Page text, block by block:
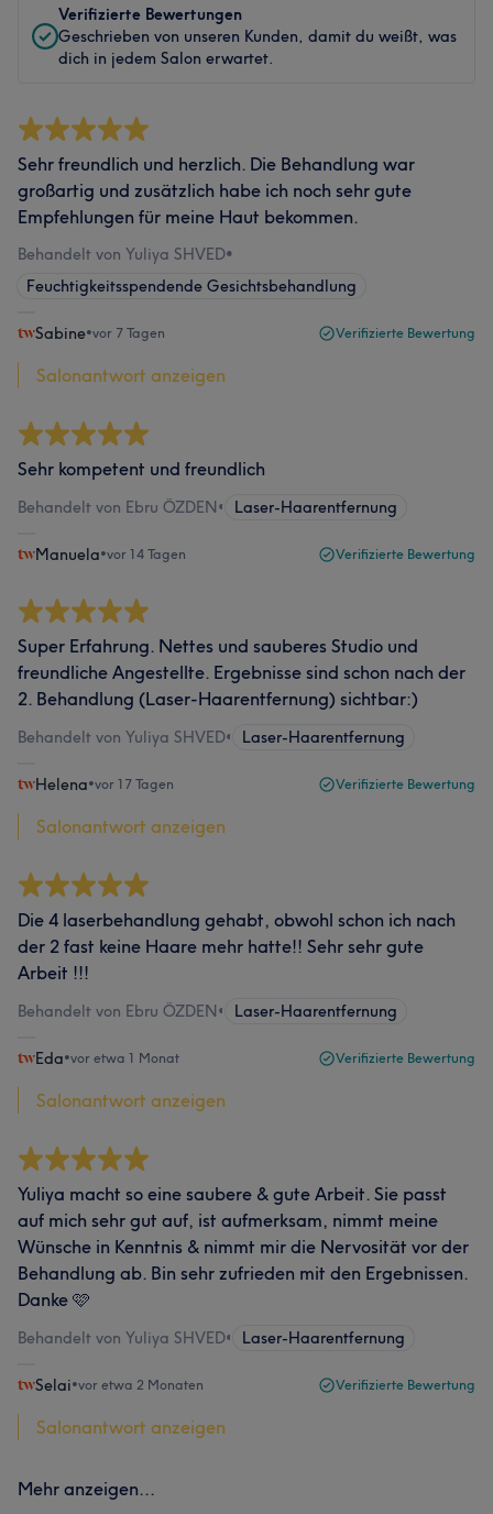
Verifizierte Bewertungen
Geschrieben von unseren Kunden, damit du weißt, was
dich in jedem Salon erwartet.
Sehr freundlich und herzlich. Die Behandlung war
großartig und zusätzlich habe ich noch sehr gute
Empfehlungen für meine Haut bekommen.
Behandelt von Yuliya SHVED•
Feuchtigkeitsspendende Gesichtsbehandlung
Sabine•vor 7 Tagen Verifizierte Bewertung
Salonantwort anzeigen
Sehr kompetent und freundlich
Behandelt von Ebru ÖZDEN• Laser-Haarentfernung
Manuela•vor 14 Tagen Verifizierte Bewertung
Super Erfahrung. Nettes und sauberes Studio und
freundliche Angestellte. Ergebnisse sind schon nach der
2. Behandlung (Laser-Haarentfernung) sichtbar:)
Behandelt von Yuliya SHVED• Laser-Haarentfernung
Helena•vor 17 Tagen Verifizierte Bewertung
Salonantwort anzeigen
Die 4 laserbehandlung gehabt, obwohl schon ich nach
der 2 fast keine Haare mehr hatte!! Sehr sehr gute
Arbeit !!!
Behandelt von Ebru ÖZDEN• Laser-Haarentfernung
Eda•vor etwa 1 Monat Verifizierte Bewertung
Salonantwort anzeigen
Yuliya macht so eine saubere & gute Arbeit. Sie passt
auf mich sehr gut auf, ist aufmerksam, nimmt meine
Wünsche in Kenntnis & nimmt mir die Nervosität vor der
Behandlung ab. Bin sehr zufrieden mit den Ergebnissen.
Danke 🩷
Behandelt von Yuliya SHVED• Laser-Haarentfernung
Selai•vor etwa 2 Monaten Verifizierte Bewertung
Salonantwort anzeigen
Mehr anzeigen...